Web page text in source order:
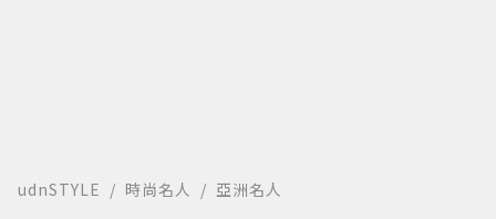
udnSTYLE 時尚名人 亞洲名人